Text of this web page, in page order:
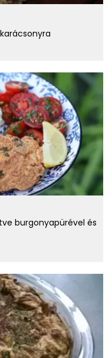
burgonyapürével és